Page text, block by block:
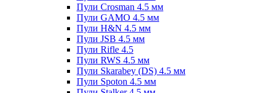
Пули Crosman 4.5 мм
Пули GAMO 4.5 мм
Пули H&N 4.5 мм
Пули JSB 4.5 мм
Пули Rifle 4.5
Пули RWS 4.5 мм
Пули Skarabey (DS) 4.5 мм
Пули Spoton 4.5 мм